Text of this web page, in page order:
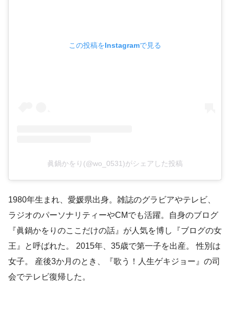
この投稿をInstagramで見る
眞鍋かをり(@wo_0531)がシェアした投稿
1980年生まれ、愛媛県出身。雑誌のグラビアやテレビ、
ラジオのパーソナリティーやCMでも活躍。自身のブログ
『眞鍋かをりのここだけの話』が人気を博し『ブログの女
王』と呼ばれた。 2015年、35歳で第一子を出産。 性別は
女子。 産後3か月のとき、『歌う！人生ゲキジョー』の司
会でテレビ復帰した。